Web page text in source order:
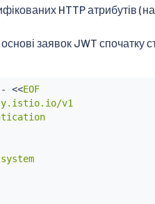
HTTP атрибутів
заявок JWT спочатку
<<EOF
v1